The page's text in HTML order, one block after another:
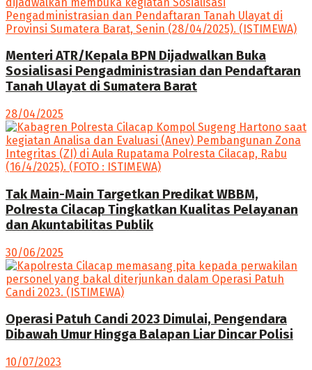
Menteri ATR/Kepala BPN Dijadwalkan Buka
Sosialisasi Pengadministrasian dan Pendaftaran
Tanah Ulayat di Sumatera Barat
28/04/2025
Tak Main-Main Targetkan Predikat WBBM,
Polresta Cilacap Tingkatkan Kualitas Pelayanan
dan Akuntabilitas Publik
30/06/2025
Operasi Patuh Candi 2023 Dimulai, Pengendara
Dibawah Umur Hingga Balapan Liar Dincar Polisi
10/07/2023